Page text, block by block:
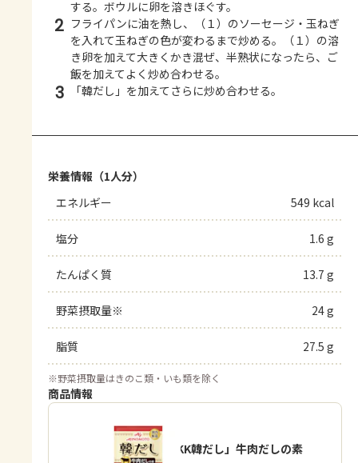
する。ボウルに卵を溶きほぐす。
2 フライパンに油を熱し、（１）のソーセージ・玉ねぎ
を入れて玉ねぎの色が変わるまで炒める。（１）の溶
き卵を加えて大きくかき混ぜ、半熟状になったら、ご
飯を加えてよく炒め合わせる。
3 「韓だし」を加えてさらに炒め合わせる。
栄養情報（1人分）
エネルギー
549 kcal
塩分 1.6 g
たんぱく質 13.7 g
野菜摂取量※ 24 g
脂質 27.5 g
※野菜摂取量はきのこ類・いも類を除く
商品情報
「味の素KK韓だし」牛肉だしの素